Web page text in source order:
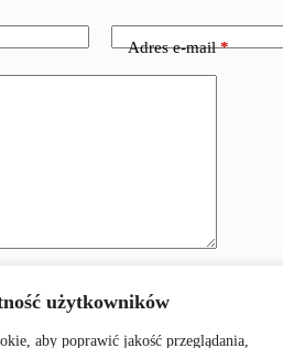
użytkowników
aby poprawić jakość przeglądania,
Adres e-mail*
adres e-mail i stronę internetową w